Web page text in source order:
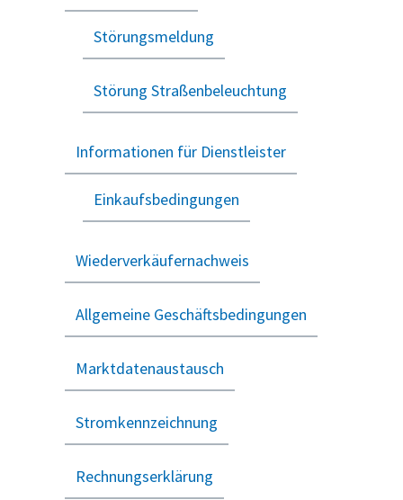
Störungsmeldung
Störung Straßenbeleuchtung
Informationen für Dienstleister
Einkaufsbedingungen
Wiederverkäufernachweis
Allgemeine Geschäftsbedingungen
Marktdatenaustausch
Stromkennzeichnung
Rechnungserklärung